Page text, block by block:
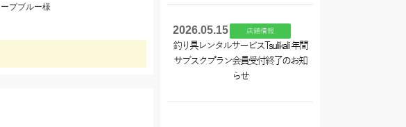
プブルー様
2026.05.15 店舗情報
釣り具レンタルサービスTsulikali 年間
サブスクプラン会員受付終了のお知
らせ